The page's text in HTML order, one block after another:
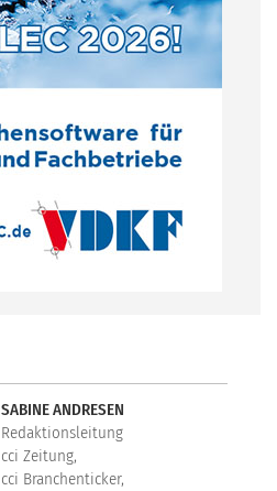
SABINE ANDRESEN
Redaktionsleitung
cci Zeitung,
cci Branchenticker,